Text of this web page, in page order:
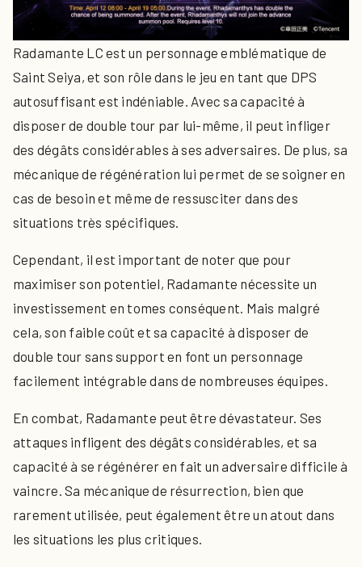
Radamante LC est un personnage emblématique de
Saint Seiya, et son rôle dans le jeu en tant que DPS
autosuffisant est indéniable. Avec sa capacité à
disposer de double tour par lui-même, il peut infliger
des dégâts considérables à ses adversaires. De plus, sa
mécanique de régénération lui permet de se soigner en
cas de besoin et même de ressusciter dans des
situations très spécifiques.
Cependant, il est important de noter que pour
maximiser son potentiel, Radamante nécessite un
investissement en tomes conséquent. Mais malgré
cela, son faible coût et sa capacité à disposer de
double tour sans support en font un personnage
facilement intégrable dans de nombreuses équipes.
En combat, Radamante peut être dévastateur. Ses
attaques infligent des dégâts considérables, et sa
capacité à se régénérer en fait un adversaire difficile à
vaincre. Sa mécanique de résurrection, bien que
rarement utilisée, peut également être un atout dans
les situations les plus critiques.